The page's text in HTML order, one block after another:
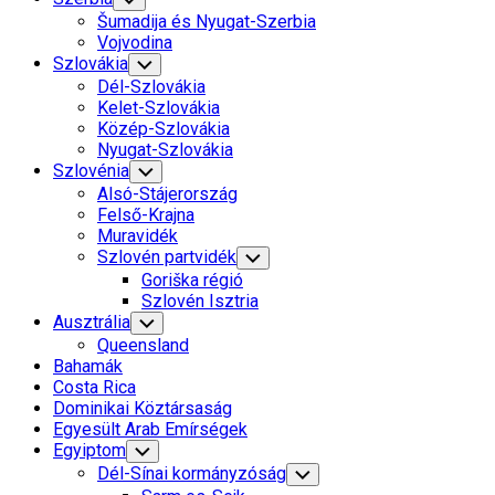
Child
Menu
Šumadija és Nyugat-Szerbia
Vojvodina
Szlovákia Toggle
Child
Menu
Dél-Szlovákia
Kelet-Szlovákia
Közép-Szlovákia
Nyugat-Szlovákia
Szlovénia Toggle
Child
Menu
Alsó-Stájerország
Felső-Krajna
Muravidék
Szlovén partvidék Toggle
Child
Menu
Goriška régió
Szlovén Isztria
Ausztrália Toggle
Child
Menu
Queensland
Bahamák
Costa Rica
Dominikai Köztársaság
Egyesült Arab Emírségek
Egyiptom Toggle
Child
Menu
Dél-Sínai kormányzóság Toggle
Child